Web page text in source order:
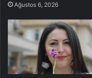
Ağustos 6, 2026